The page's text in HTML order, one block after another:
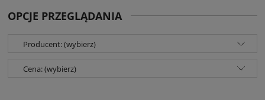
OPCJE PRZEGLĄDANIA
Producent: (wybierz)
Cena: (wybierz)